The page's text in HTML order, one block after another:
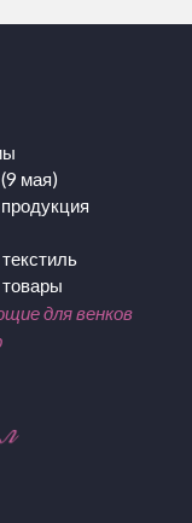
мая)
для венков